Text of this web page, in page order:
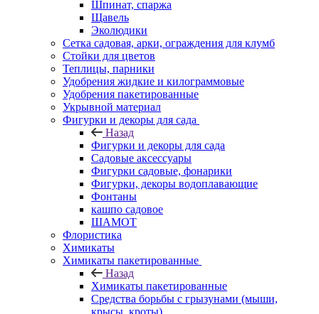
Шпинат, спаржа
Щавель
Эколюдики
Сетка садовая, арки, ограждения для клумб
Стойки для цветов
Теплицы, парники
Удобрения жидкие и килограммовые
Удобрения пакетированные
Укрывной материал
Фигурки и декоры для сада
Назад
Фигурки и декоры для сада
Садовые аксессуары
Фигурки садовые, фонарики
Фигурки, декоры водоплавающие
Фонтаны
кашпо садовое
ШАМОТ
Флористика
Химикаты
Химикаты пакетированные
Назад
Химикаты пакетированные
Средства борьбы с грызунами (мыши,
крысы, кроты)